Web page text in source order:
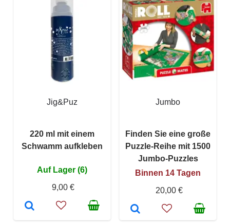
Jig&Puz
220 ml mit einem
Schwamm aufkleben
Auf Lager (6)
9,00 €
Jumbo
Finden Sie eine große
Puzzle-Reihe mit 1500
Jumbo-Puzzles
Binnen 14 Tagen
20,00 €